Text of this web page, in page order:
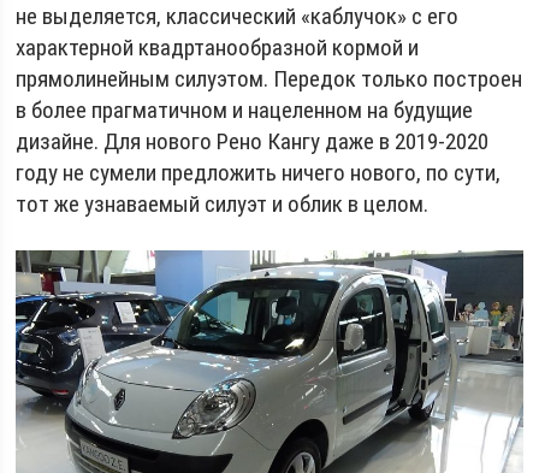
не выделяется, классический «каблучок» с его
характерной квадртанообразной кормой и
прямолинейным силуэтом. Передок только построен
в более прагматичном и нацеленном на будущие
дизайне. Для нового Рено Кангу даже в 2019-2020
году не сумели предложить ничего нового, по сути,
тот же узнаваемый силуэт и облик в целом.